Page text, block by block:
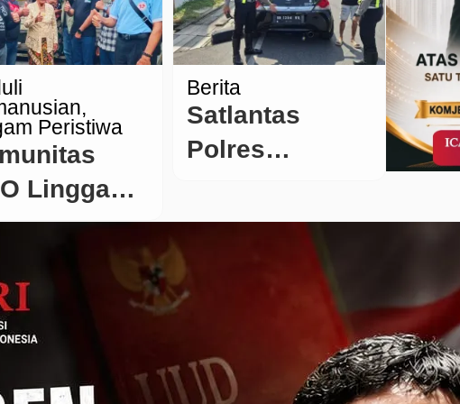
Kehormatan
Korps Marinir
Peristiwa
Lingga
to-Door
Warga
Berita
Satlantas
Polres
Tertibkan
Kendaraan
dengan TNKB
Tidak Sesuai
Standar